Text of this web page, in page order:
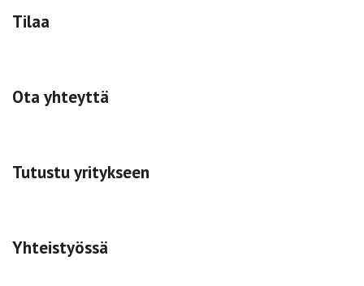
Tilaa
Ota yhteyttä
Tutustu yritykseen
Yhteistyössä